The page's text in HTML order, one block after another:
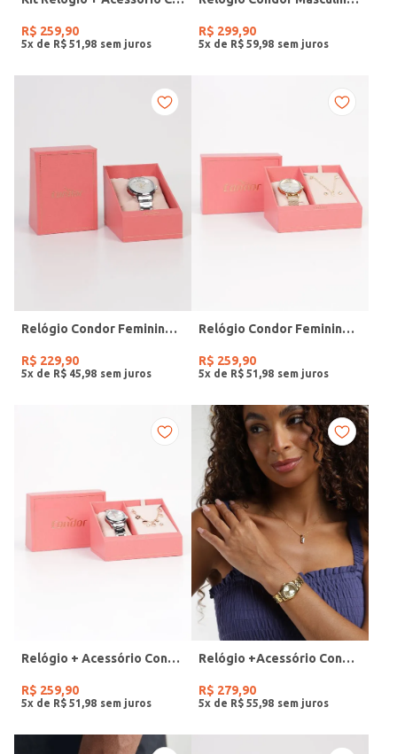
R$ 259,90
5x de R$ 51 98
R$ 299,90
5x de R$ 59 98
Relógio Condor Feminino PRATA
R$ 229,90
5x de R$ 45 98
Relógio Condor Feminino DOURADO
R$ 259,90
5x de R$ 51 98
Relógio + Acessório Condor Feminino PRATA
R$ 259,90
5x de R$ 51 98
Relógio +Acessório Condor Feminino DOURADO
R$ 279,90
5x de R$ 55 98